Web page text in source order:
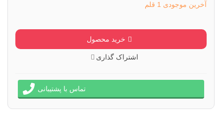
آخرین موجودی 1 قلم
خرید محصول
اشتراک گذاری
تماس با پشتیبانی